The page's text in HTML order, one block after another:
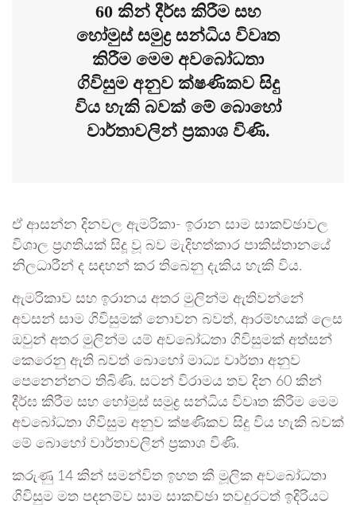
60 කින් දීර්ඝ කිරීම සහ
හෝමුස් සමුද්‍ර සන්ධිය විවෘත
කිරීම මෙම අවබෝධතා
ගිවිසුම අනුව ක්ෂණිකව සිදු
විය හැකි බවක් මේ බොහෝ
වාර්තාවලින් ප්‍රකාශ විණි.
ඒ ආසන්න දිනවල ඇමරිකා- ඉරාන සාම සාකච්ඡාවල
විශාල ප්‍රගතියක් සිදූ වූ බව මැදිහත්කාර පාකිස්තානයේ
නිලධාරීන් ද සඳහන් කර තිබෙනු දැකිය හැකි විය.
ඇමරිකාව සහ ඉරානය අතර මුලින්ම ඇතිවන්නේ
අවසන් සාම ගිවිසුමක් නොවන බවත්, ආරම්භයක් ලෙස
ඔවුන් අතර මුලින්ම යම් අවබෝධතා ගිවිසුමක් අත්සන්
කෙරෙනු ඇති බවත් බොහෝ මාධ්‍ය වාර්තා අනුව
පෙනෙන්නට තිබිණි. සටන් විරාමය තව දින 60 කින්
දීර්ඝ කිරීම සහ හෝමුස් සමුද්‍ර සන්ධිය විවෘත කිරීම මෙම
අවබෝධතා ගිවිසුම අනුව ක්ෂණිකව සිදු විය හැකි බවක්
මේ බොහෝ වාර්තාවලින් ප්‍රකාශ විණි.
කරුණු 14 කින් සමන්විත ඉහත කී මූලික අවබෝධතා
ගිවිසුම මත පදනම්ව සාම සාකච්ඡා තවදුරටත් ඉදිරියට